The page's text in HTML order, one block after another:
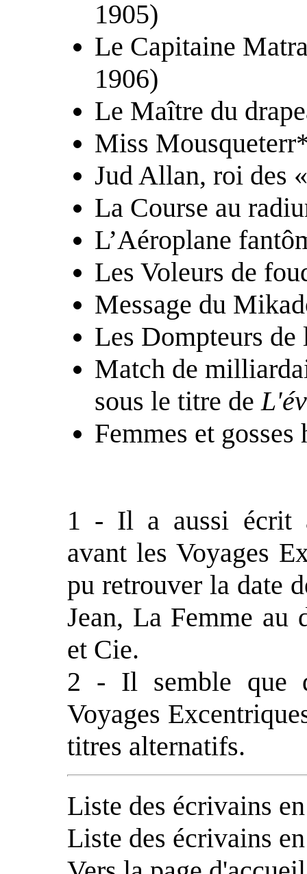
1905)
Le Capitaine
1906)
Le Maître du
Miss
Jud Allan, roi des
La Course au
L’Aéroplane
Les Voleurs de
Message du
Les Dompteurs
Match de
sous le titre de
Femmes et
1 - Il a aussi écrit
avant les Voyages
pu retrouver la date
Jean, La Femme au
et Cie.
2 - Il semble que
Voyages
titres alternatifs.
Liste des écrivains
Liste des écrivains